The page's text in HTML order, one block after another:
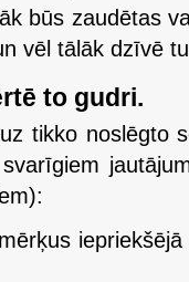
būs zaudētas
vēl tālāk dzīvē
to gudri.
tikko noslēgto